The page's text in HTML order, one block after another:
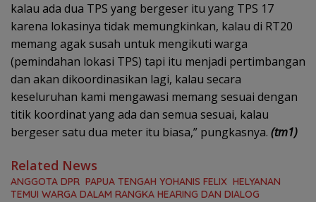
kalau ada dua TPS yang bergeser itu yang TPS 17
karena lokasinya tidak memungkinkan, kalau di RT20
memang agak susah untuk mengikuti warga
(pemindahan lokasi TPS) tapi itu menjadi pertimbangan
dan akan dikoordinasikan lagi, kalau secara
keseluruhan kami mengawasi memang sesuai dengan
titik koordinat yang ada dan semua sesuai, kalau
bergeser satu dua meter itu biasa,” pungkasnya. (tm1)
Related News
ANGGOTA DPR PAPUA TENGAH YOHANIS FELIX HELYANAN
TEMUI WARGA DALAM RANGKA HEARING DAN DIALOG